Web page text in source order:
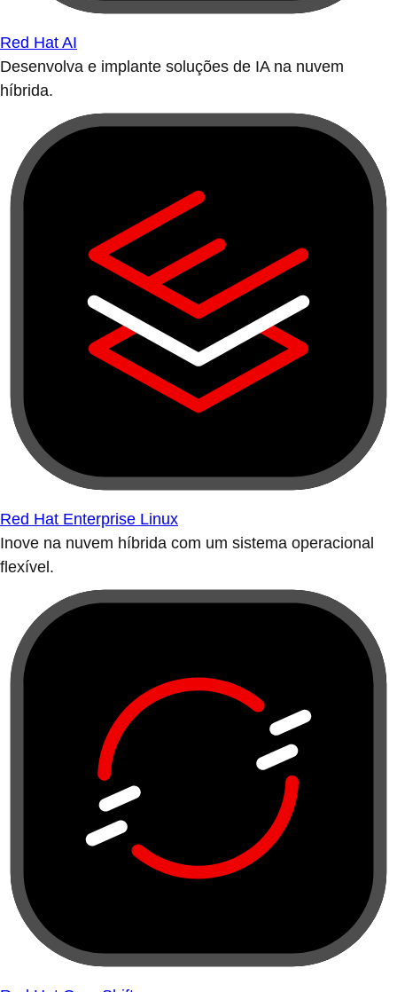
Red Hat AI
Desenvolva e implante soluções de IA na nuvem
híbrida.
Red Hat Enterprise Linux
Inove na nuvem híbrida com um sistema operacional
flexível.